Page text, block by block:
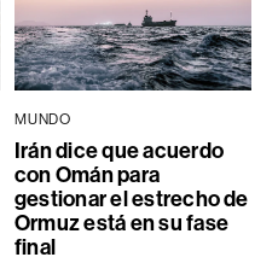
MUNDO
Irán dice que acuerdo
con Omán para
gestionar el estrecho de
Ormuz está en su fase
final